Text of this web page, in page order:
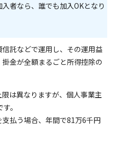
者なら、誰でも加入OKとなり
託などで運用し、その運用益
金が全額まるごと所得控除の
は異なりますが、個人事業主
。
払う場合、年間で81万6千円